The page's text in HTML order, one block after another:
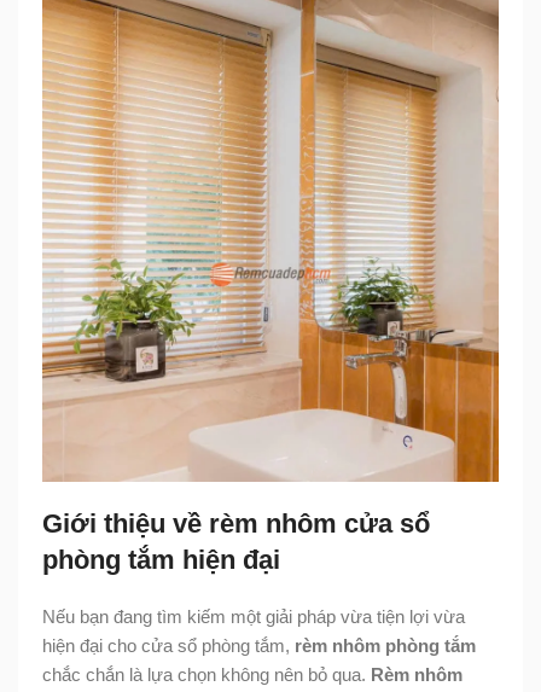
Giới thiệu về rèm nhôm cửa sổ
phòng tắm hiện đại
Nếu bạn đang tìm kiếm một giải pháp vừa tiện lợi vừa
hiện đại cho cửa sổ phòng tắm, rèm nhôm phòng tắm
chắc chắn là lựa chọn không nên bỏ qua. Rèm nhôm